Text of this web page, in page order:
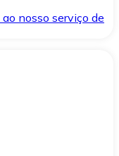
nosso serviço de